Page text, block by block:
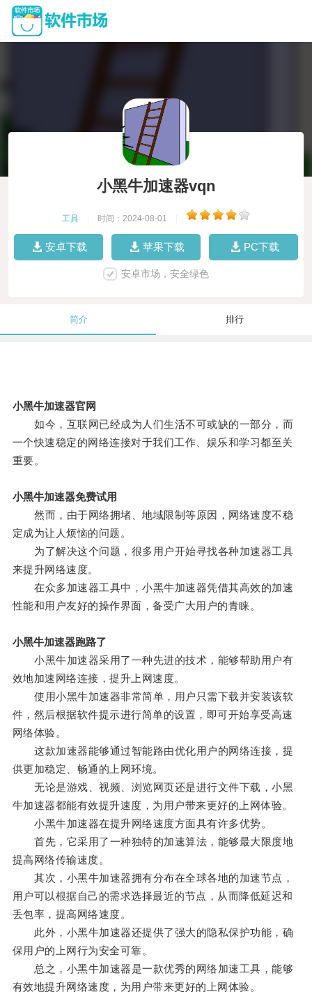
小黑牛加速器vqn
工具 时间：2024-08-01
安卓下载 苹果下载 PC下载
安卓市场，安全绿色
简介 排行
小黑牛加速器官网
如今，互联网已经成为人们生活不可或缺的一部分，而
一个快速稳定的网络连接对于我们工作、娱乐和学习都至关
重要。
小黑牛加速器免费试用
然而，由于网络拥堵、地域限制等原因，网络速度不稳
定成为让人烦恼的问题。
为了解决这个问题，很多用户开始寻找各种加速器工具
来提升网络速度。
在众多加速器工具中，小黑牛加速器凭借其高效的加速
性能和用户友好的操作界面，备受广大用户的青睐。
小黑牛加速器跑路了
小黑牛加速器采用了一种先进的技术，能够帮助用户有
效地加速网络连接，提升上网速度。
使用小黑牛加速器非常简单，用户只需下载并安装该软
件，然后根据软件提示进行简单的设置，即可开始享受高速
网络体验。
这款加速器能够通过智能路由优化用户的网络连接，提
供更加稳定、畅通的上网环境。
无论是游戏、视频、浏览网页还是进行文件下载，小黑
牛加速器都能有效提升速度，为用户带来更好的上网体验。
小黑牛加速器在提升网络速度方面具有许多优势。
首先，它采用了一种独特的加速算法，能够最大限度地
提高网络传输速度。
其次，小黑牛加速器拥有分布在全球各地的加速节点，
用户可以根据自己的需求选择最近的节点，从而降低延迟和
丢包率，提高网络速度。
此外，小黑牛加速器还提供了强大的隐私保护功能，确
保用户的上网行为安全可靠。
总之，小黑牛加速器是一款优秀的网络加速工具，能够
有效地提升网络速度，为用户带来更好的上网体验。